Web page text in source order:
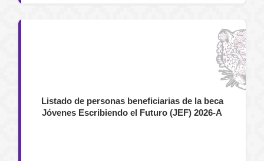
Listado de personas beneficiarias de la beca
Jóvenes Escribiendo el Futuro (JEF) 2026-A